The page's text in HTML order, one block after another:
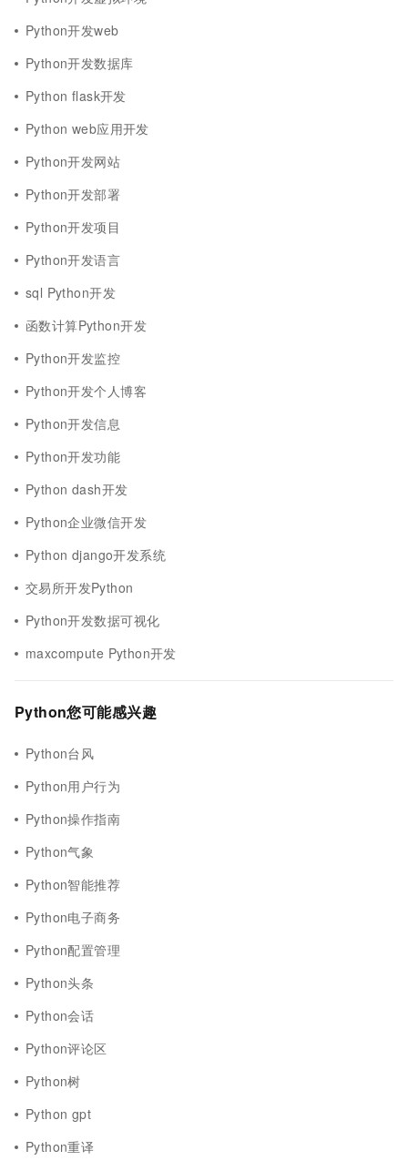
Python开发web
Python开发数据库
Python flask开发
Python web应用开发
Python开发网站
Python开发部署
Python开发项目
Python开发语言
sql Python开发
函数计算Python开发
Python开发监控
Python开发个人博客
Python开发信息
Python开发功能
Python dash开发
Python企业微信开发
Python django开发系统
交易所开发Python
Python开发数据可视化
maxcompute Python开发
Python您可能感兴趣
Python台风
Python用户行为
Python操作指南
Python气象
Python智能推荐
Python电子商务
Python配置管理
Python头条
Python会话
Python评论区
Python树
Python gpt
Python重译